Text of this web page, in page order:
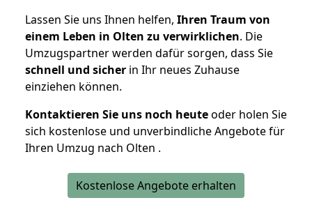
Lassen Sie uns Ihnen helfen, Ihren Traum von
einem Leben in Olten zu verwirklichen. Die
Umzugspartner werden dafür sorgen, dass Sie
schnell und sicher in Ihr neues Zuhause
einziehen können.
Kontaktieren Sie uns noch heuteoder holen Sie
sich kostenlose und unverbindliche Angebote für
Ihren Umzug nach Olten .
Kostenlose Angebote erhalten